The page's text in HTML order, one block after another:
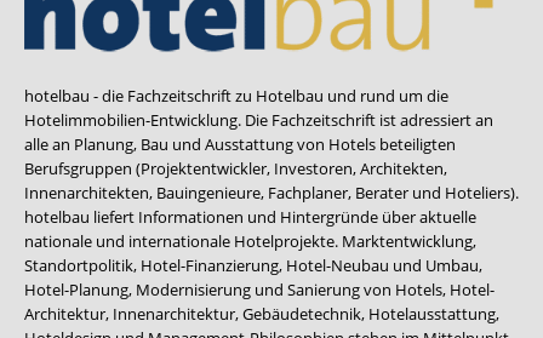
hotelbau - die Fachzeitschrift zu Hotelbau und rund um die
Hotelimmobilien-Entwicklung. Die Fachzeitschrift ist adressiert an
alle an Planung, Bau und Ausstattung von Hotels beteiligten
Berufsgruppen (Projektentwickler, Investoren, Architekten,
Innenarchitekten, Bauingenieure, Fachplaner, Berater und Hoteliers).
hotelbau liefert Informationen und Hintergründe über aktuelle
nationale und internationale Hotelprojekte. Marktentwicklung,
Standortpolitik, Hotel-Finanzierung, Hotel-Neubau und Umbau,
Hotel-Planung, Modernisierung und Sanierung von Hotels, Hotel-
Architektur, Innenarchitektur, Gebäudetechnik, Hotelausstattung,